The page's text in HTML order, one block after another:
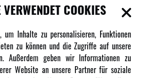
COOKIES
um Inhalte zu personalisieren, Funktionen
zu können und die Zugriffe auf unsere
Außerdem geben wir Informationen zu
Website an unsere Partner für soziale